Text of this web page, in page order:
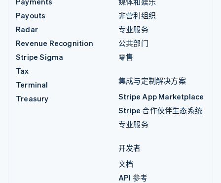
Payouts
Radar
Revenue Recognition
Stripe Sigma
Tax
Terminal
Treasury
非营利组织
专业服务
公共部门
零售
集成与定制解决方案
Stripe App Marketplace
Stripe 合作伙伴生态系统
专业服务
开发者
文档
API 参考